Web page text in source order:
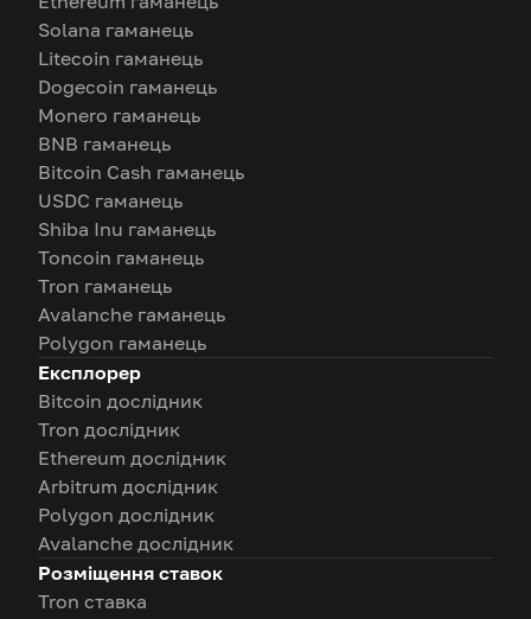
Solana гаманець
Litecoin гаманець
Dogecoin гаманець
Monero гаманець
BNB гаманець
Bitcoin Cash гаманець
USDC гаманець
Shiba Inu гаманець
Toncoin гаманець
Tron гаманець
Avalanche гаманець
Polygon гаманець
Експлорер
Bitcoin дослідник
Tron дослідник
Ethereum дослідник
Arbitrum дослідник
Polygon дослідник
Avalanche дослідник
Розміщення ставок
Tron ставка